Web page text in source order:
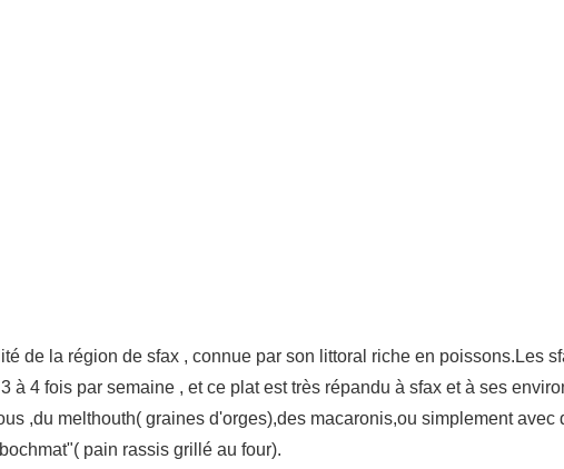
de la région de sfax , connue par son littoral riche en poissons.Les
à 4 fois par semaine , et ce plat est très répandu à sfax et à ses
,du melthouth( graines d'orges),des macaronis,ou simplement avec
pain rassis grillé au four).